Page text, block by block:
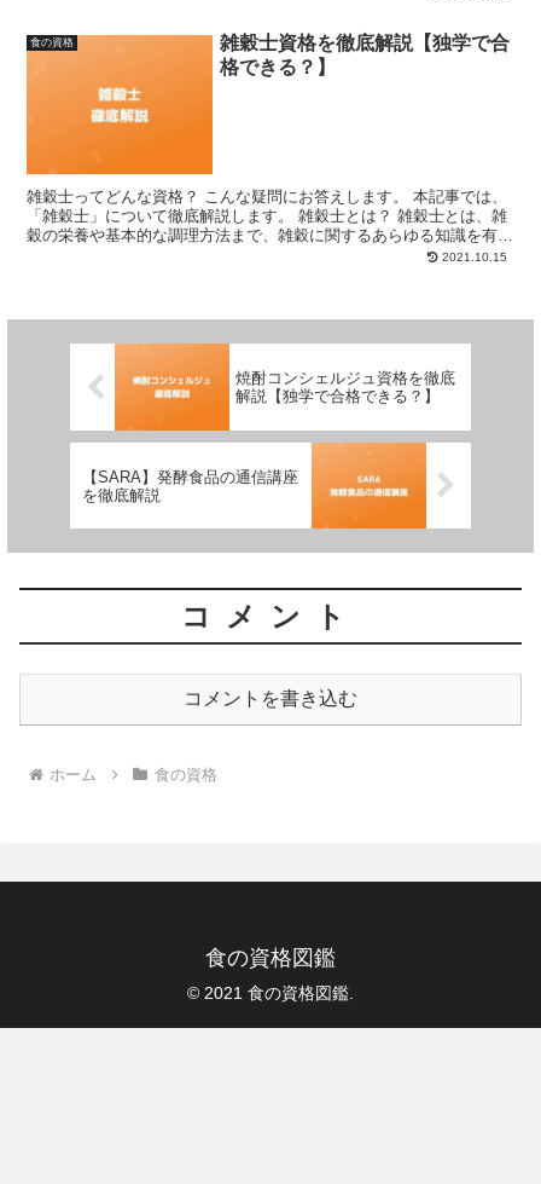
食の資格
雑穀士資格を徹底解説【独学で合
格できる？】
雑穀士ってどんな資格？ こんな疑問にお答えします。 本記事では、
「雑穀士」について徹底解説します。 雑穀士とは？ 雑穀士とは、雑
穀の栄養や基本的な調理方法まで、雑穀に関するあらゆる知識を有し
2021.10.15
焼酎コンシェルジュ資格を徹底
解説【独学で合格できる？】
【SARA】発酵食品の通信講座
を徹底解説
コメント
コメントを書き込む
ホーム 食の資格
食の資格図鑑
© 2021 食の資格図鑑.